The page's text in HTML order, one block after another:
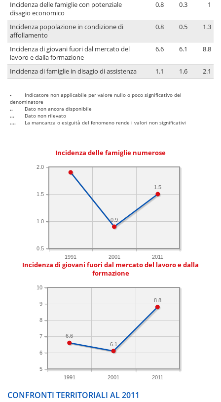
Incidenza delle famiglie con potenziale
disagio economico
0.8 0.3 1
Incidenza popolazione in condizione di
affollamento
0.8 0.5 1.3
Incidenza di giovani fuori dal mercato del
lavoro e dalla formazione
6.6 6.1 8.8
Incidenza di famiglie in disagio di assistenza 1.1 1.6 2.1
-
Indicatore non applicabile per valore nullo o poco significativo del
denominatore
..
Dato non ancora disponibile
...
Dato non rilevato
....
La mancanza o esiguità del fenomeno rende i valori non significativi
Incidenza delle famiglie numerose
1991 2001 2011
0.5
1.0
1.5
2.0
1.5
0.9
Incidenza di giovani fuori dal mercato del lavoro e dalla
formazione
1991 2001 2011
5
6
7
8
9
10
8.8
6.1
6.6
CONFRONTI TERRITORIALI AL 2011